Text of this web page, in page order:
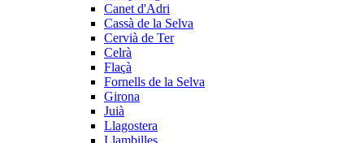
Canet d'Adri
Cassà de la Selva
Cervià de Ter
Celrà
Flaçà
Fornells de la Selva
Girona
Juià
Llagostera
Llambilles